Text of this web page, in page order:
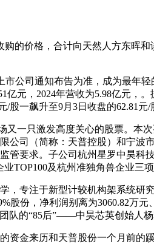
价格，合计向天然人方东晖和
司通知布告为准，成为最年轻
亿元，2024年营收为5.98亿元，
/股一飙升至9月3日收盘的62.81元
只激发高度关心的股票。本次
公司（简称：天普控股）和宁波
管要求。子公司杭州星罗中昊
TOP100及杭州准独角兽企业三
专注于新型计较机构架系统研
股份，净利润别离为3060.82万
队的“85后”——中昊芯英创始人
金来历和天普股份一个月前的